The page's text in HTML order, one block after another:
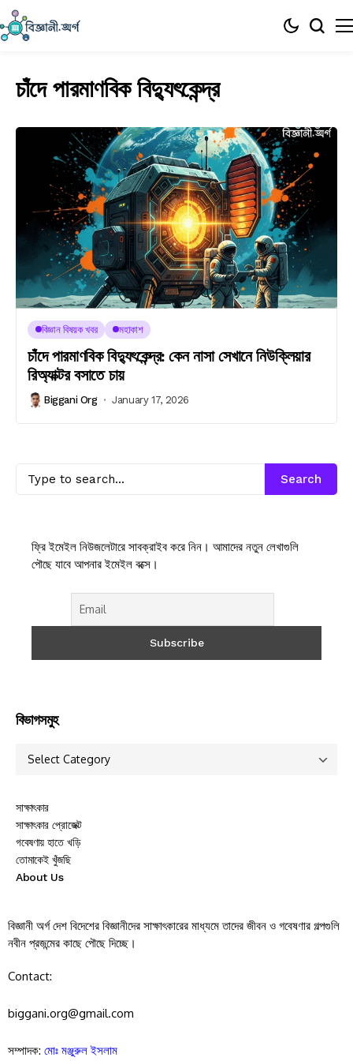
চাঁদে পারমাণবিক বিদ্যুৎকেন্দ্র
বিজ্ঞান বিষয়ক খবর মহাকাশ
চাঁদে পারমাণবিক বিদ্যুৎকেন্দ্র: কেন নাসা সেখানে নিউক্লিয়ার
রিঅ্যাক্টর বসাতে চায়
Biggani Org January 17, 2026
Search
ফ্রি ইমেইল নিউজলেটারে সাবক্রাইব করে নিন। আমাদের নতুন লেখাগুলি
পৌছে যাবে আপনার ইমেইল বক্সে।
বিভাগসমুহ
সাক্ষাৎকার
সাক্ষাৎকার প্রোজেক্ট
গবেষণায় হাতে খড়ি
তোমাকেই খুঁজছি
About Us
বিজ্ঞানী অর্গ দেশ বিদেশের বিজ্ঞানীদের সাক্ষাৎকারের মাধ্যমে তাদের জীবন ও গবেষণার গল্পগুলি
নবীন প্রজন্মের কাছে পৌছে দিচ্ছে।
Contact:
biggani.org@gmail.com
সম্পাদক: মোঃ মঞ্জুরুল ইসলাম